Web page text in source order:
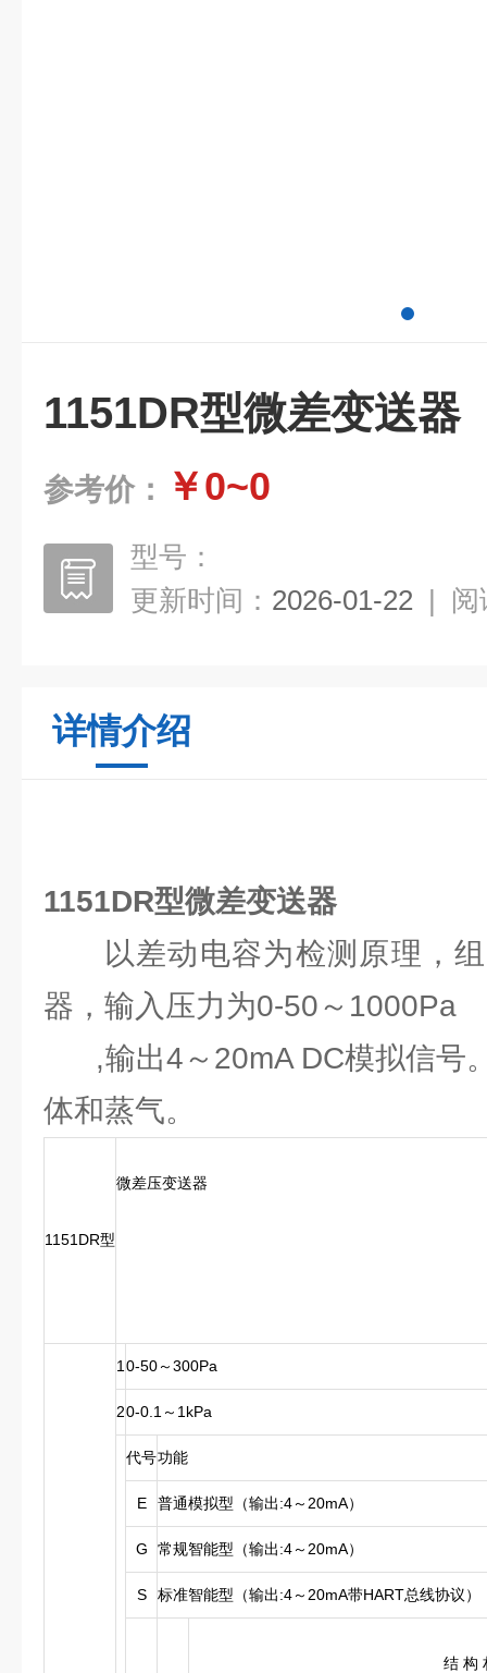
1151DR型微差变送器
参考价： ￥0~0
型号：
更新时间： 2026-01-22 | 阅
详情介绍
1151DR型微差变送器
以差动电容为检测原理，组
器，输入压力为0-50～1000Pa
,输出4～20mA DC模拟信号
体和蒸气。
1151DR型
微差压变送器
1 0-50～300Pa
20-0.1～1kPa
代号功能
E 普通模拟型（输出:4～20mA）
G 常规智能型（输出:4～20mA）
S 标准智能型（输出:4～20mA带HART总线协议）
结 构